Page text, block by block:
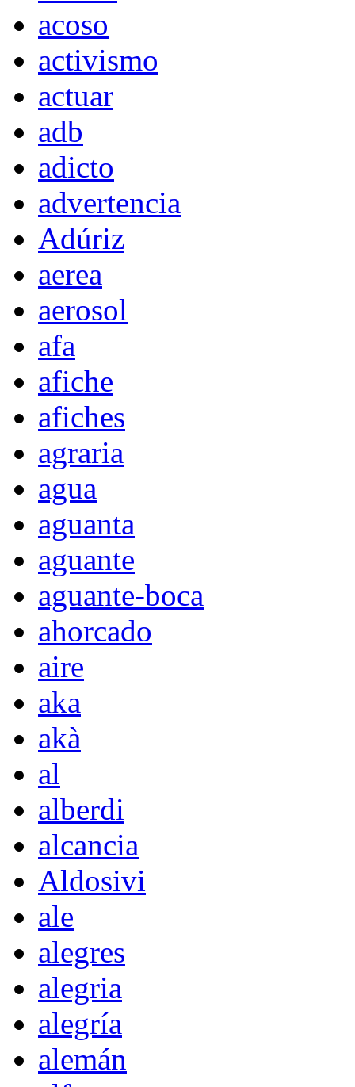
acoso
activismo
actuar
adb
adicto
advertencia
Adúriz
aerea
aerosol
afa
afiche
afiches
agraria
agua
aguanta
aguante
aguante-boca
ahorcado
aire
aka
akà
al
alberdi
alcancia
Aldosivi
ale
alegres
alegria
alegría
alemán